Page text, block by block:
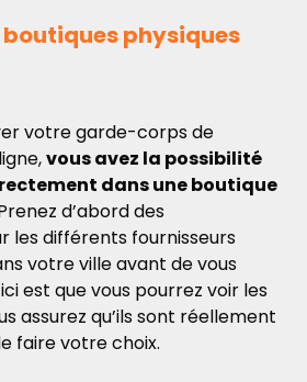
boutiques physiques
votre garde-corps de
vous avez la possibilité
dans une boutique
d’abord des
les différents fournisseurs
votre ville avant de vous
est que vous pourrez voir les
assurez qu’ils sont réellement
faire votre choix.